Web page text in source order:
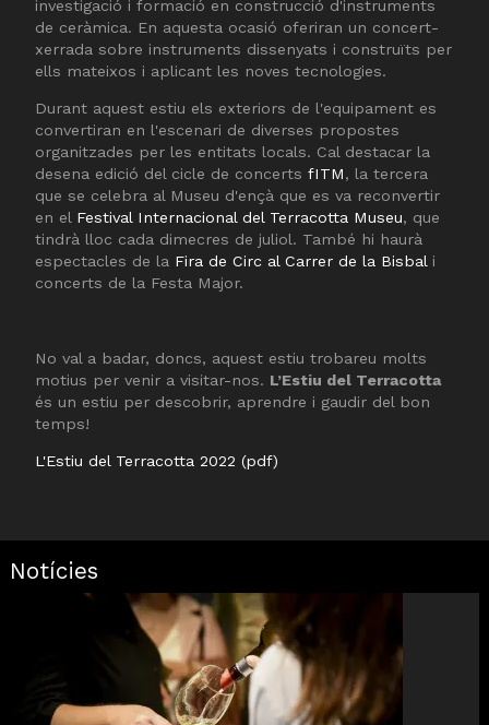
investigació i formació en construcció d'instruments
de ceràmica. En aquesta ocasió oferiran un concert-
xerrada sobre instruments dissenyats i construïts per
ells mateixos i aplicant les noves tecnologies.
Durant aquest estiu els exteriors de l'equipament es
convertiran en l'escenari de diverses propostes
organitzades per les entitats locals. Cal destacar la
desena edició del cicle de concertsfITM, la tercera
que se celebra al Museu d'ençà que es va reconvertir
en el Festival Internacional del Terracotta Museu, que
tindrà lloc cada dimecres de juliol. També hi haurà
espectacles de la Fira de Circ al Carrer de la Bisbal i
concerts de la Festa Major.
No val a badar, doncs, aquest estiu trobareu molts
motius per venir a visitar-nos. L’Estiu del Terracotta
és un estiu per descobrir, aprendre i gaudir del bon
temps!
L'Estiu del Terracotta 2022 (pdf)
Notícies